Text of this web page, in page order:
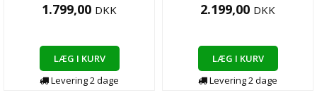
1.799,00 DKK
LÆG I KURV
Levering2dage
2.199,00 DKK
LÆG I KURV
Levering2dage